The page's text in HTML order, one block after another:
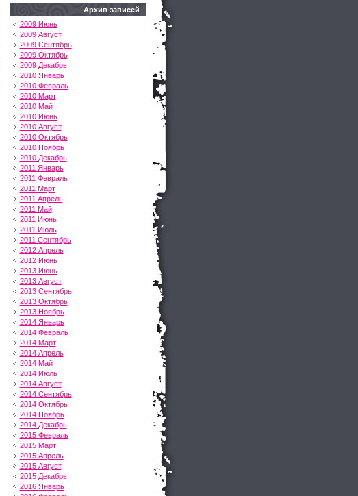
Архив записей
2009 Июнь
2009 Август
2009 Сентябрь
2009 Октябрь
2009 Декабрь
2010 Январь
2010 Февраль
2010 Март
2010 Май
2010 Июнь
2010 Август
2010 Октябрь
2010 Ноябрь
2010 Декабрь
2011 Январь
2011 Февраль
2011 Март
2011 Апрель
2011 Май
2011 Июнь
2011 Июль
2011 Сентябрь
2012 Апрель
2012 Июнь
2013 Июнь
2013 Август
2013 Сентябрь
2013 Октябрь
2013 Ноябрь
2014 Январь
2014 Февраль
2014 Март
2014 Апрель
2014 Май
2014 Июль
2014 Август
2014 Сентябрь
2014 Октябрь
2014 Ноябрь
2014 Декабрь
2015 Февраль
2015 Март
2015 Апрель
2015 Август
2015 Декабрь
2016 Январь